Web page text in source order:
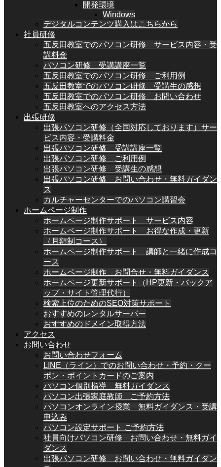
開発環境
Windows
デジタルコンテンツ購入はこちらから
社員研修
五反田教室でのパソコン研修 サービス内容・受
講料金
パソコン研修 受講講座一覧
五反田教室でのパソコン研修 ご利用例
五反田教室でのパソコン研修 受講生の感想
五反田教室でのパソコン研修 お問い合わせ
五反田教室へのアクセス方法
出張研修
出張パソコン研修（全国対応しております）サー
ビス内容・受講料金
出張パソコン研修 受講講座一覧
出張パソコン研修 ご利用例
出張パソコン研修 受講生の感想
出張パソコン研修 お問い合わせ・無料ガイダン
ス
カルチャーセンターでのパソコン講習会
ホームページ制作
ホームページ制作サポート サービス内容
ホームページ制作サポート お得な作成・更新
（月額制コース）
ホームページ制作サポート 講師と一緒に作成コ
ース
ホームページ制作 お問合せ・無料ガイダンス
ホームページ更新サポート（HP更新・バックア
ップ・サイト管理代行）
検索上位のためのSEO対策サポート
おすすめのレンタルサーバー
おすすめのドメイン取得方法
アクセス
お問い合わせ
お問い合わせフォーム
LINE（ライン）でのお問い合わせ・予約・クー
ポン・ポイントカードのご案内
パソコン個別指導 無料ガイダンス
パソコン出張家庭教師 ご予約方法
パソコンオンライン授業 無料ガイダンス・受講
申込み
パソコン設定サポート ご予約方法
社員向けパソコン研修 お問い合わせ・無料ガイ
ダンス
出張パソコン研修 お問い合わせ・無料ガイダン